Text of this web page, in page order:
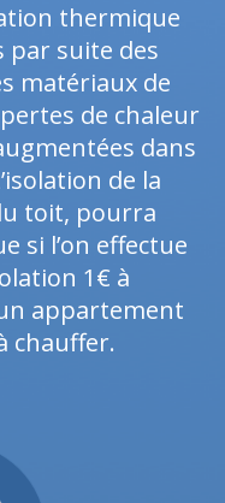
thermique
par suite des
matériaux de
de chaleur
dans
de la
toit, pourra
si l’on effectue
1€ à
appartement
chauffer.